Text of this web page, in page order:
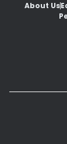
About Us